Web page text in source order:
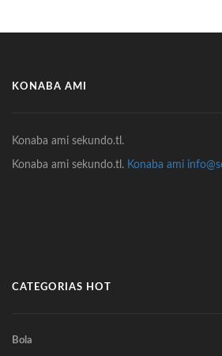
KONABA AMI
Konaba ami sekundo.tl.
Konaba ami sekundo.tl. Konaba ami
CATEGORIAS HOT
Bola